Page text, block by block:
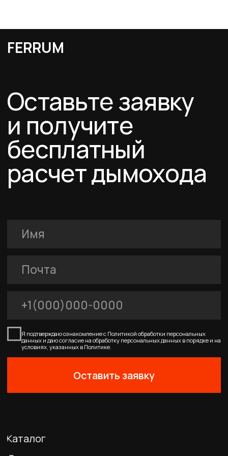
FERRUM
Покупателям
Услуги
Каталог
Соглашение о cookies
Политика конфиденциальности
Договор-оферта